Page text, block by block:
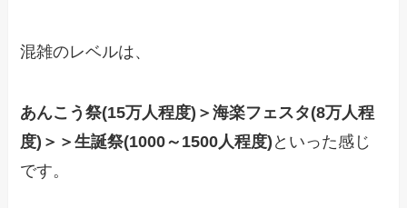
混雑のレベルは、
あんこう祭(15万人程度)＞海楽フェスタ(8万人程
度)＞＞生誕祭(1000～1500人程度) といった感じ
です。